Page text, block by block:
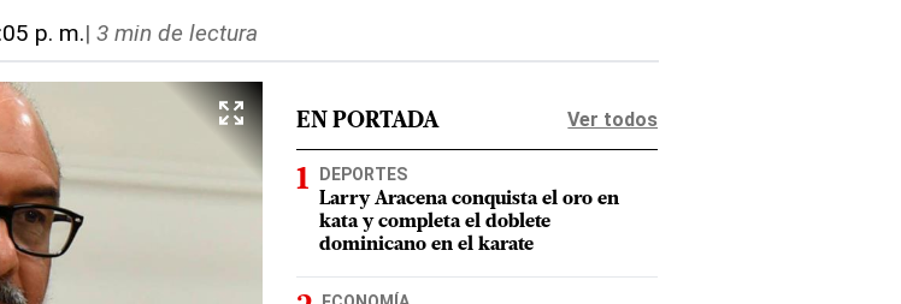
p. m.| 3 min de lectura
EN PORTADA Ver todos
DEPORTES
Larry Aracena conquista el oro en
kata y completa el doblete
dominicano en el karate